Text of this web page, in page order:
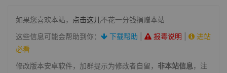
如果您喜欢本站， 点击这儿不花一分钱捐赠本站
这些信息可能会帮助到你：
下载帮助 报毒说明
进站
必看
修改版本安卓软件，加群提示为修改者自留， 非本站信息，注